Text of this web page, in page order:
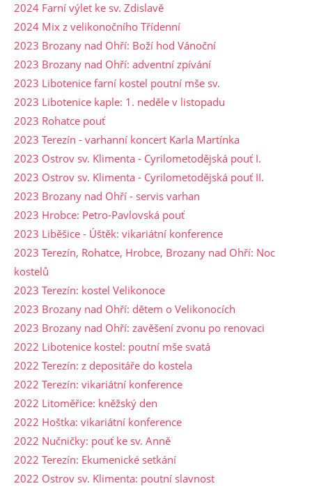
2024 Farní výlet ke sv. Zdislavě
2024 Mix z velikonočního Třídenní
2023 Brozany nad Ohří: Boží hod Vánoční
2023 Brozany nad Ohří: adventní zpívání
2023 Libotenice farní kostel poutní mše sv.
2023 Libotenice kaple: 1. neděle v listopadu
2023 Rohatce pouť
2023 Terezín - varhanní koncert Karla Martínka
2023 Ostrov sv. Klimenta - Cyrilometodějská pouť I.
2023 Ostrov sv. Klimenta - Cyrilometodějská pouť II.
2023 Brozany nad Ohří - servis varhan
2023 Hrobce: Petro-Pavlovská pouť
2023 Liběšice - Úštěk: vikariátní konference
2023 Terezín, Rohatce, Hrobce, Brozany nad Ohří: Noc
kostelů
2023 Terezín: kostel Velikonoce
2023 Brozany nad Ohří: dětem o Velikonocích
2023 Brozany nad Ohří: zavěšení zvonu po renovaci
2022 Libotenice kostel: poutní mše svatá
2022 Terezín: z depositáře do kostela
2022 Terezín: vikariátní konference
2022 Litoměřice: kněžský den
2022 Hoštka: vikariátní konference
2022 Nučničky: pouť ke sv. Anně
2022 Terezín: Ekumenické setkání
2022 Ostrov sv. Klimenta: poutní slavnost